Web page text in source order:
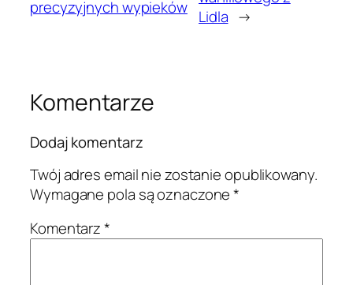
precyzyjnych wypieków Lidla →
Komentarze
Dodaj komentarz
Twój adres email nie zostanie opublikowany.
Wymagane pola są oznaczone*
Komentarz*